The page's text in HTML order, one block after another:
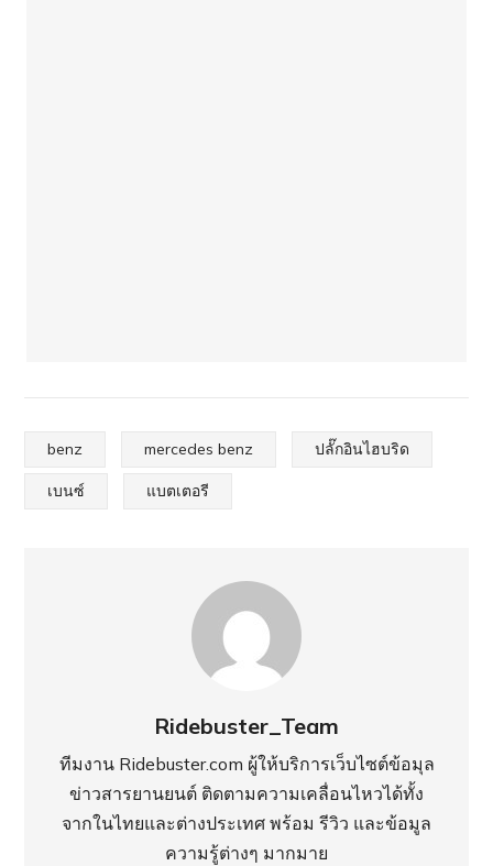
benz mercedes benz ปลั๊กอินไฮบริด
เบนซ์ แบตเตอรี
Ridebuster_Team
ทีมงาน Ridebuster.com ผู้ให้บริการเว็บไซต์ข้อมุล
ข่าวสารยานยนต์ ติดตามความเคลื่อนไหวได้ทั้ง
จากในไทยและต่างประเทศ พร้อม รีวิว และข้อมูล
ความรู้ต่างๆ มากมาย